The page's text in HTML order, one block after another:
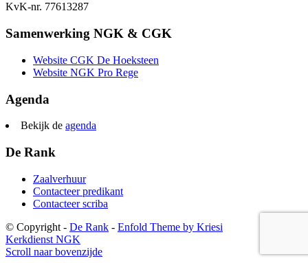
KvK-nr. 77613287
Samenwerking NGK & CGK
Website CGK De Hoeksteen
Website NGK Pro Rege
Agenda
Bekijk de agenda
De Rank
Zaalverhuur
Contacteer predikant
Contacteer scriba
© Copyright - De Rank - Enfold Theme by Kriesi
Kerkdienst NGK
Scroll naar bovenzijde